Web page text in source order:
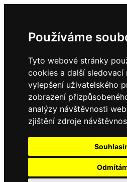
Používáme
Tyto webové stránky
cookies a další sledovací
vylepšení uživatelského
zobrazení
analýzy návštěvnosti
zjištění zdroje